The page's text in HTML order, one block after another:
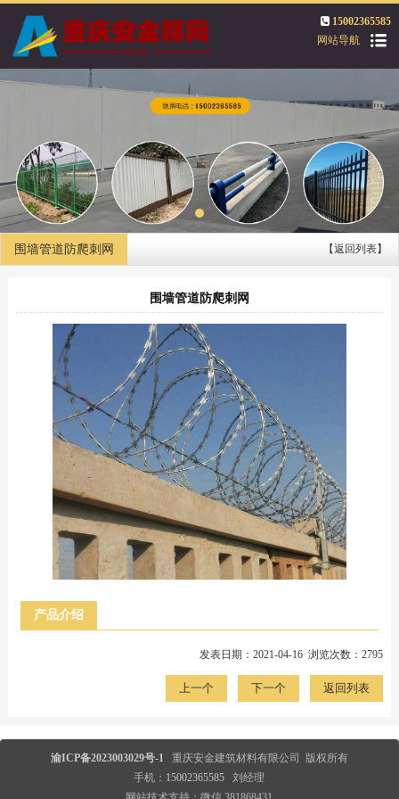
15002365585
网站导航
围墙管道防爬刺网 【返回列表】
围墙管道防爬刺网
产品介绍
发表日期：2021-04-16 浏览次数：2795
上一个 下一个 返回列表
渝ICP备2023003029号-1重庆安金建筑材料有限公司 版权所有
手机： 15002365585 刘经理